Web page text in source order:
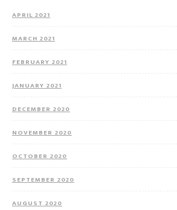
APRIL 2021
MARCH 2021
FEBRUARY 2021
JANUARY 2021
DECEMBER 2020
NOVEMBER 2020
OCTOBER 2020
SEPTEMBER 2020
AUGUST 2020